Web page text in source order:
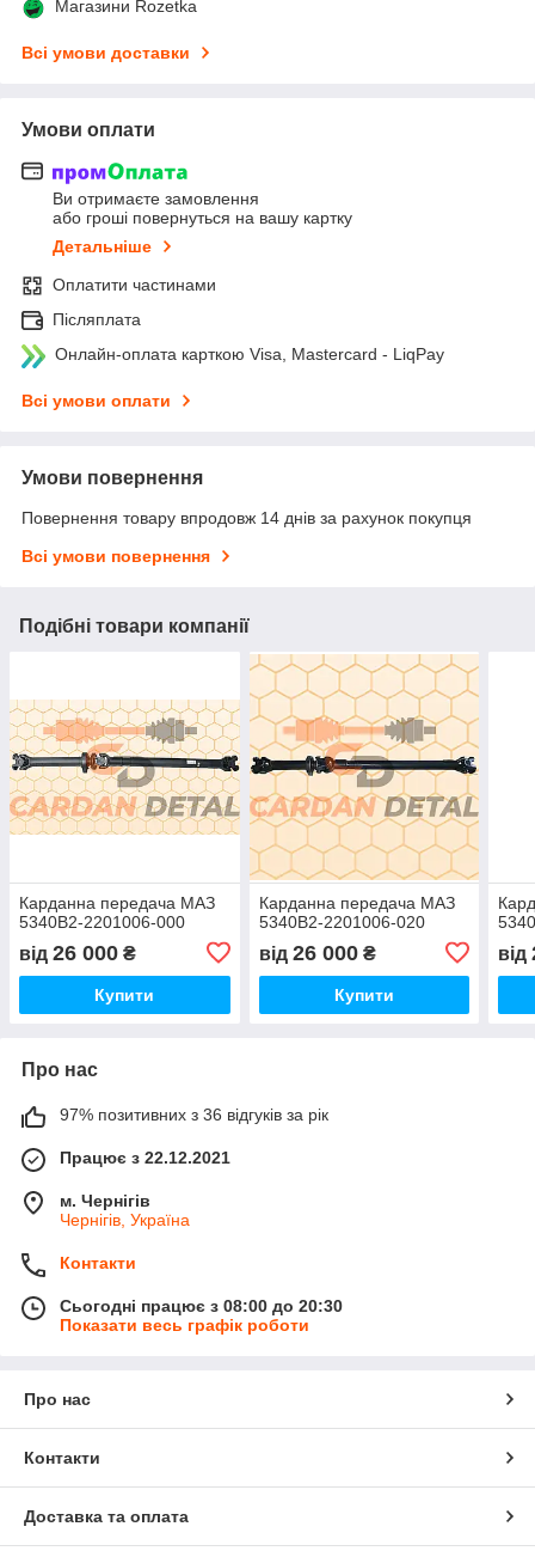
Магазини Rozetka
Всі умови доставки
Умови оплати
Ви отримаєте замовлення
або гроші повернуться на вашу картку
Детальніше
Оплатити частинами
Післяплата
Онлайн-оплата карткою Visa, Mastercard - LiqPay
Всі умови оплати
Умови повернення
Повернення товару впродовж 14 днів за рахунок покупця
Всі умови повернення
Подібні товари компанії
Карданна передача МАЗ
5340В2-2201006-000
від 26 000 ₴
Купити
Карданна передача МАЗ
5340В2-2201006-020
від 26 000₴
Купити
від
Про нас
97% позитивних з 36 відгуків за рік
Працює з 22.12.2021
м. Чернігів
Чернігів, Україна
Контакти
Сьогодні працює з 08:00 до 20:30
Показати весь графік роботи
Про нас
Контакти
Доставка та оплата